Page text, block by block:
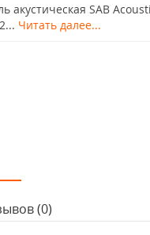
акустическая SAB
Читать далее...
(0)